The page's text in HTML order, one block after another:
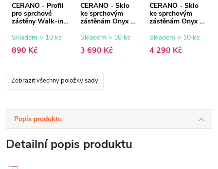
CERANO - Profil
pro sprchové
zástěny Walk-in
černá matná - 15
Skladem > 10 ks
890 Kč
CERANO - Sklo
ke sprchovým
zástěnám Onyx -
transparentní sklo
- 120x200 cm
Skladem > 10 ks
3 690 Kč
CERANO - Sklo
ke sprchovým
zástěnám Onyx -
transparentní sklo
- 140x200 cm
Skladem > 10 ks
4 290 Kč
Zobrazit všechny položky sady
Popis produktu
Detailní popis produktu